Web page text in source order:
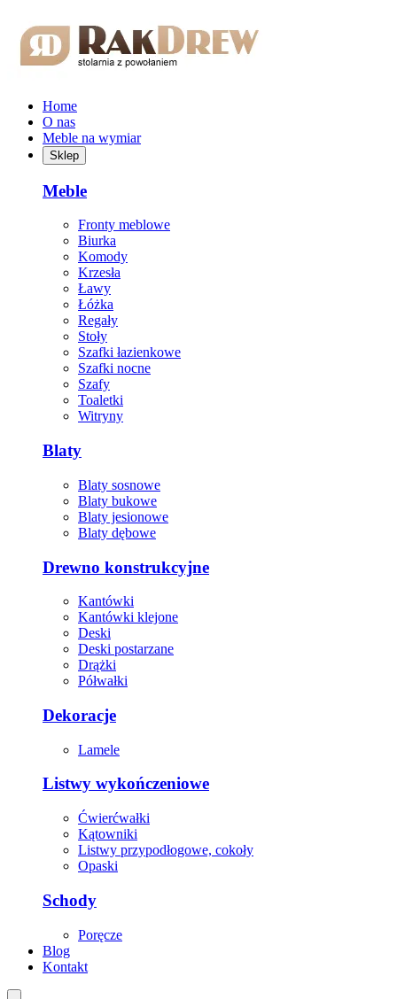
Home
O nas
Meble na wymiar
Sklep
Meble
Fronty meblowe
Biurka
Komody
Krzesła
Ławy
Łóżka
Regały
Stoły
Szafki łazienkowe
Szafki nocne
Szafy
Toaletki
Witryny
Blaty
Blaty sosnowe
Blaty bukowe
Blaty jesionowe
Blaty dębowe
Drewno konstrukcyjne
Kantówki
Kantówki klejone
Deski
Deski postarzane
Drążki
Półwałki
Dekoracje
Lamele
Listwy wykończeniowe
Ćwierćwałki
Kątowniki
Listwy przypodłogowe, cokoły
Opaski
Schody
Poręcze
Blog
Kontakt